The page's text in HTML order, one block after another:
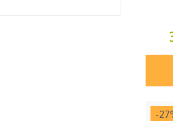
-27